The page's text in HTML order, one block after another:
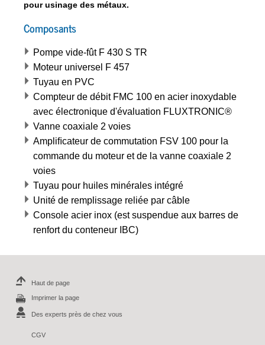
pour usinage des métaux.
Composants
Pompe vide-fût F 430 S TR
Moteur universel F 457
Tuyau en PVC
Compteur de débit FMC 100 en acier inoxydable
avec électronique d'évaluation FLUXTRONIC®
Vanne coaxiale 2 voies
Ampliﬁcateur de commutation FSV 100 pour la
commande du moteur et de la vanne coaxiale 2
voies
Tuyau pour huiles minérales intégré
Unité de remplissage reliée par câble
Console acier inox (est suspendue aux barres de
renfort du conteneur IBC)
Haut de page
Imprimer la page
Des experts près de chez vous
CGV